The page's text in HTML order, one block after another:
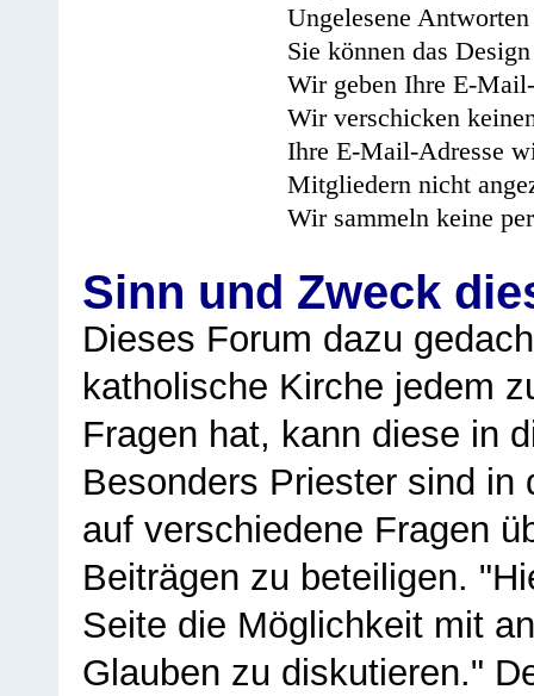
Ungelesene
Sie können das
Wir geben Ihre E-
Wir verschicken
Ihre E-Mail-Adresse
Mitgliedern nicht
Wir sammeln keine
Sinn und Zweck
Dieses Forum dazu
katholische Kirche jedem
Fragen hat, kann diese in
Besonders Priester sind in
auf verschiedene Fragen
Beiträgen zu beteiligen.
Seite die Möglichkeit mit
Glauben zu diskutieren."